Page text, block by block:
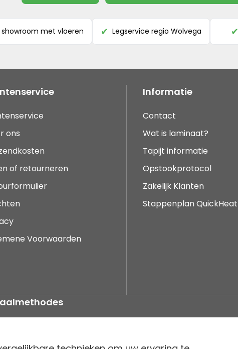
met vloeren ✔ Legservice regio Wolvega ✔
ons
of retourneren
Voorwaarden
Informatie
Contact
Wat is laminaat?
Tapijt informatie
Opstookprotocol
Zakelijk Klanten
Stappenplan QuickHeat